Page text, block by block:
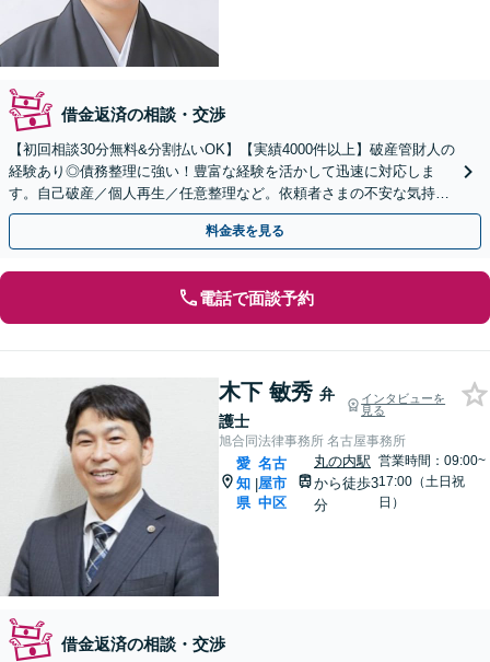
借金返済の相談・交渉
【初回相談30分無料&分割払いOK】【実績4000件以上】破産管財人の
経験あり◎債務整理に強い！豊富な経験を活かして迅速に対応しま
す。自己破産／個人再生／任意整理など。依頼者さまの不安な気持ち
に寄り添い全力でサポート。法人破産もお任せ。
料金表を見る
電話で面談予約
木下 敏秀 弁
護士
インタビューを
見る
旭合同法律事務所 名古屋事務所
愛
知
県
|
名古
屋市
中区
丸の内駅
から徒歩3
分
営業時間：09:00~
17:00（土日祝
日）
借金返済の相談・交渉